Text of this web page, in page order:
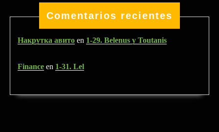
Comentarios recientes
Накрутка авито en 1-29. Belenus y Toutanis
Finance en 1-31. Lel